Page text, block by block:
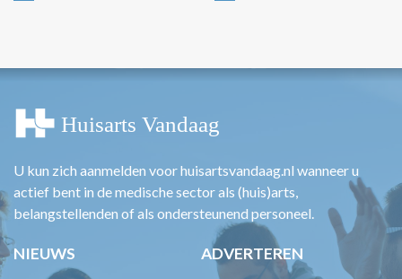
U kun zich aanmelden voor huisartsvandaag.nl wanneer u
actief bent in de medische sector als (huis)arts,
belangstellenden of als ondersteunend personeel.
NIEUWS
ADVERTEREN